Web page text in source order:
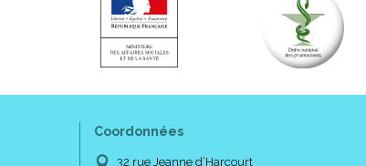
Coordonnées
32 rue Jeanne d’Harcourt